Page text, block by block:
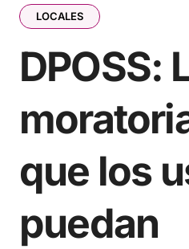
LOCALES
DPOSS:
que los
puedan